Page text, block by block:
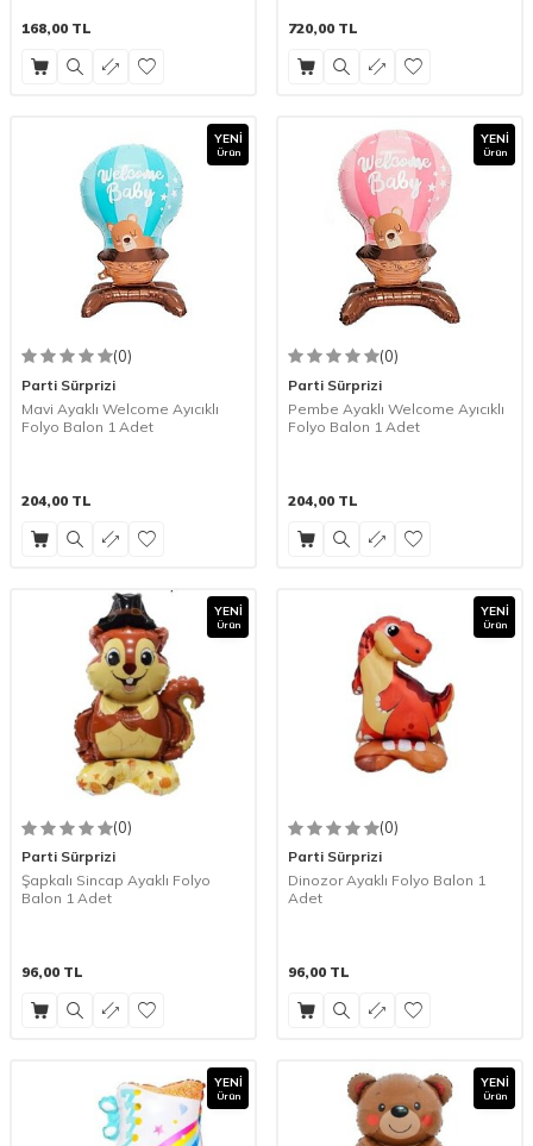
168,00 TL 720,00 TL
YENI
Ürün
(0)
Parti Sürprizi
Mavi Ayaklı Welcome Ayıcıklı
Folyo Balon 1 Adet
204,00 TL
YENI
Ürün
(0)
Parti Sürprizi
Pembe Ayaklı Welcome Ayıcıklı
Folyo Balon 1 Adet
204,00 TL
YENI
Ürün
(0)
Parti Sürprizi
Şapkalı Sincap Ayaklı Folyo
Balon 1 Adet
96,00 TL
YENI
Ürün
(0)
Parti Sürprizi
Dinozor Ayaklı Folyo Balon 1
Adet
96,00 TL
YENI
Ürün
YENI
Ürün